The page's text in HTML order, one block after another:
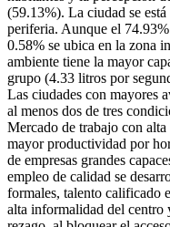
(59.13%). La ciudad se
periferia. Aunque el
0.58% se ubica en la zona
ambiente tiene la mayor
grupo (4.33 litros por
Las ciudades con mayores
al menos dos de tres
Mercado de trabajo con
mayor productividad por
de empresas grandes
empleo de calidad se
formales, talento calificado
alta informalidad del centro